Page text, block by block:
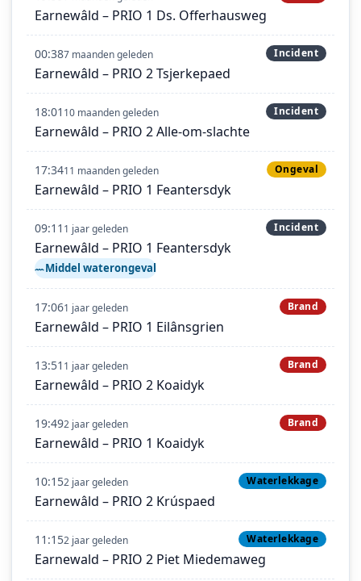
Earnewâld – PRIO 1 Ds. Offerhausweg
00:387 maanden geleden Incident
Earnewâld – PRIO 2 Tsjerkepaed
18:01 10 maanden geleden Incident
Earnewâld – PRIO 2 Alle-om-slachte
17:3411 maanden geleden Ongeval
Earnewâld – PRIO 1 Feantersdyk
09:11 1 jaar geleden Incident
Earnewâld – PRIO 1 Feantersdyk
Middel waterongeval
17:061 jaar geleden Brand
Earnewâld – PRIO 1 Eilânsgrien
13:51 1 jaar geleden Brand
Earnewâld – PRIO 2 Koaidyk
19:492 jaar geleden Brand
Earnewâld – PRIO 1 Koaidyk
10:152 jaar geleden Waterlekkage
Earnewâld – PRIO 2 Krúspaed
11:152 jaar geleden Waterlekkage
Earnewald – PRIO 2 Piet Miedemaweg